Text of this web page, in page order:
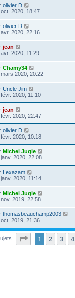
olivier D
2020, 18:47
olivier D
2020, 22:16
jean
2020, 11:29
Chamy34
2020, 20:22
Uncle Jim
2020, 11:10
jean
févr. 2020, 22:47
olivier D
févr. 2020, 10:18
Michel Jugie
2020, 22:08
Lexazam
2020, 11:14
Michel Jugie
2019, 22:58
thomasbeauchamp2003
oct. 2019, 21:36
Page sur8
1 2 3 4